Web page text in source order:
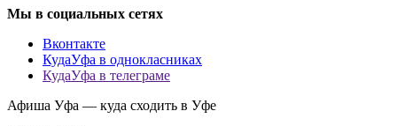
Мы в социальных сетях
Вконтакте
КудаУфа в однокласниках
КудаУфа в телеграме
Афиша Уфа — куда сходить в Уфе